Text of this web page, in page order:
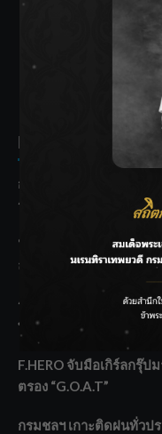
THE
Recent Posts
กรมชลฯ รับฟังประชาชน
ระบายน้ำศรีสองรักฯ
‘แมน การิน’ แชร์ความเ
ลาโลกนี้ ให้ใส่บาตรสิ่งนั้
ราชเลขานุการในพระอง
ทรายใต้ เสริมความมั่นคง
F.HERO จับมือเกิร์ลกรุ๊ป
ตรอง “G.O.A.T”
กรมชลฯ เกาะติดฝนทั่วป